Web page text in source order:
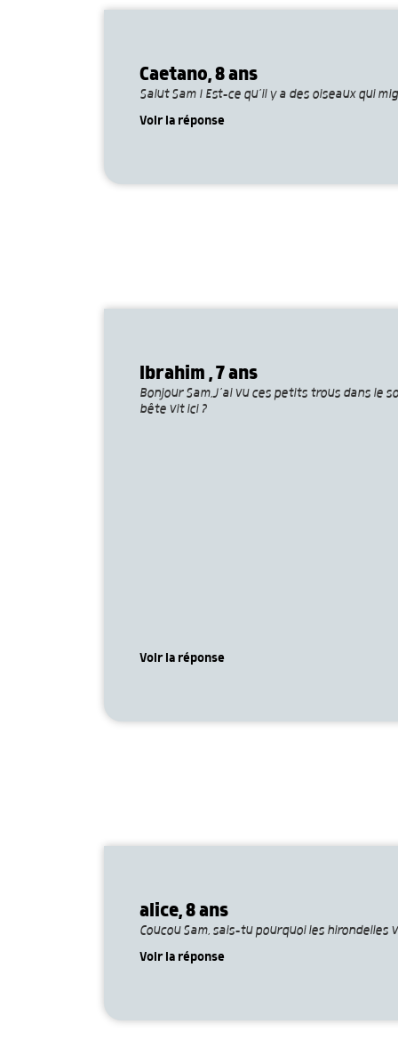
Caetano, 8 ans
Salut Sam ! Est-ce qu’il y a des oiseaux qui
Voir la réponse
Ibrahim , 7 ans
Bonjour Sam,J’ai vu ces petits trous dans le
bête vit ici ?
Voir la réponse
alice, 8 ans
Coucou Sam, sais-tu pourquoi les hirondelles
Voir la réponse